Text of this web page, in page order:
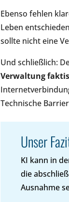
Ebenso fehlen
Leben
sollte nicht eine
Und schließlich:
Verwaltung
Technische
Unser
KI kann in
die
Ausnahme